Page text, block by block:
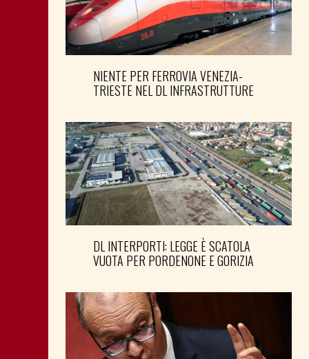
NIENTE PER FERROVIA VENEZIA-
TRIESTE NEL DL INFRASTRUTTURE
DL INTERPORTI: LEGGE È SCATOLA
VUOTA PER PORDENONE E GORIZIA